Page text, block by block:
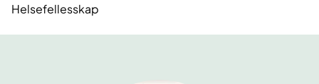
Helsefellesskap